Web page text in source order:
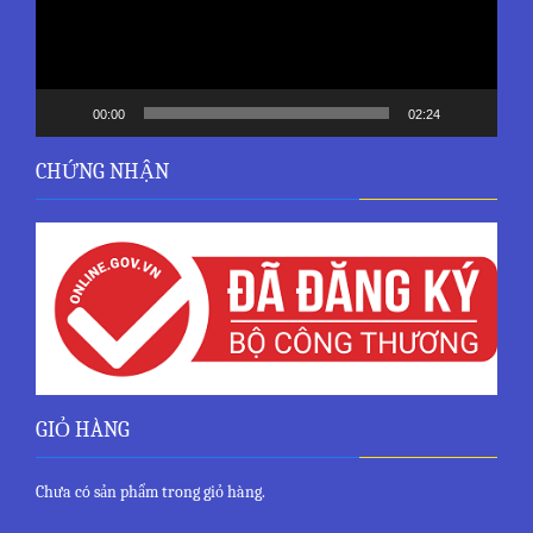
00:00 02:24
CHỨNG NHẬN
GIỎ HÀNG
Chưa có sản phẩm trong giỏ hàng.